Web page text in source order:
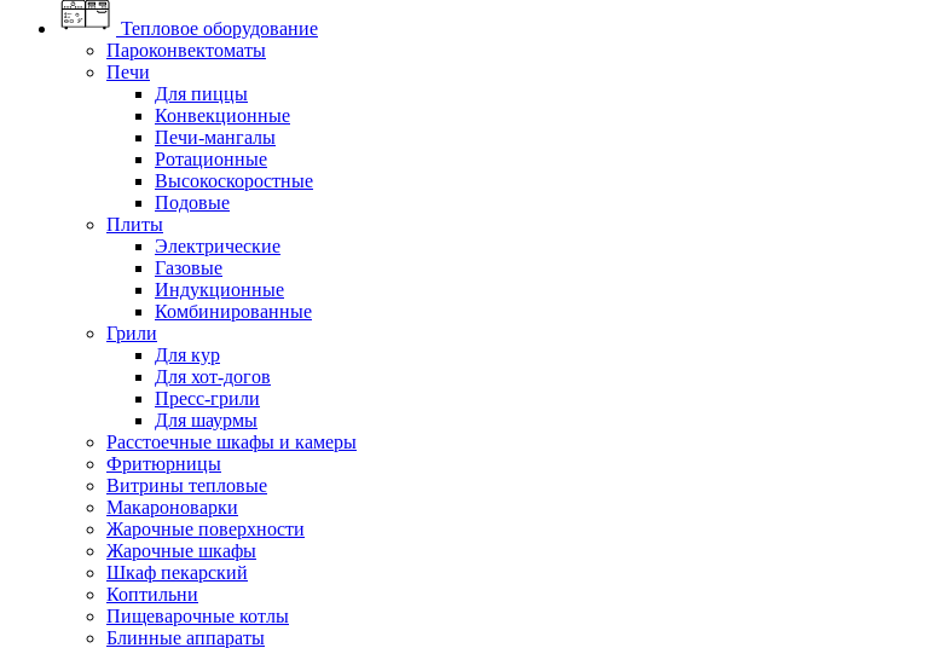
Тепловое оборудование
Пароконвектоматы
Печи
Для пиццы
Конвекционные
Печи-мангалы
Ротационные
Высокоскоростные
Подовые
Плиты
Электрические
Газовые
Индукционные
Комбинированные
Грили
Для кур
Для хот-догов
Пресс-грили
Для шаурмы
Расстоечные шкафы и камеры
Фритюрницы
Витрины тепловые
Макароноварки
Жарочные поверхности
Жарочные шкафы
Шкаф пекарский
Коптильни
Пищеварочные котлы
Блинные аппараты